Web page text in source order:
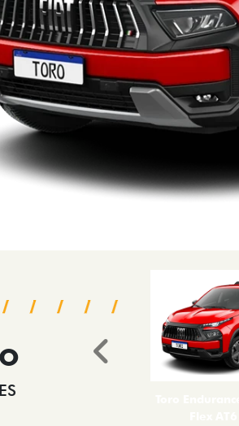
Anterior